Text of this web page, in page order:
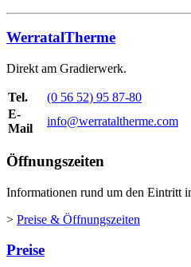
WerratalTherme
Direkt am Gradierwerk.
Tel.
(0 56 52) 95 87-80
E-
Mail
info@werrataltherme.com
Öffnungszeiten
Informationen rund um den Eintritt
> Preise & Öffnungszeiten
Preise